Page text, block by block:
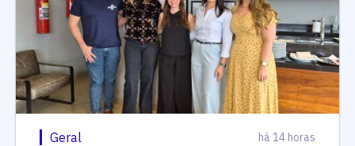
Geral há 14 horas